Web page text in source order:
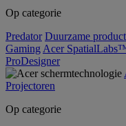
Op categorie
Predator Duurzame
Gaming Acer
ProDesigner
Projectoren
Op categorie